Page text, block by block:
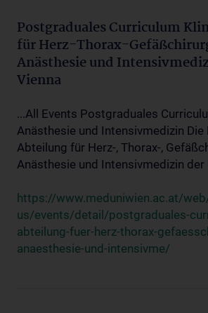
Postgraduales Curriculum
für Herz-Thorax-
Anästhesie und
Vienna
...All Events Postgraduales
Anästhesie und Intensivmedizin Die
Abteilung für Herz-, Thorax-,
Anästhesie und Intensivmedizin
https://www.meduniwien.ac.at/
us/events/detail/postgraduales-
abteilung-fuer-herz-thorax-
anaesthesie-und-intensivme/